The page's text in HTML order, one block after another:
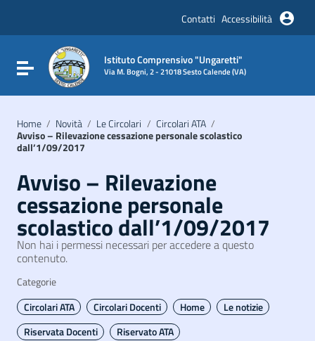
Vai al footer
Contatti Accessibilità
Attiva / disattiva la navigazione
Istituto Comprensivo "Ungaretti"
Via M. Bogni, 2 - 21018 Sesto Calende (VA)
Home / Novità / Le Circolari / Circolari ATA /
Avviso – Rilevazione cessazione personale scolastico
dall’1/09/2017
Avviso – Rilevazione
cessazione personale
scolastico dall’1/09/2017
Non hai i permessi necessari per accedere a questo
contenuto.
Categorie
Circolari ATA
Circolari Docenti Home
Le notizie
Riservata Docenti
Riservato ATA